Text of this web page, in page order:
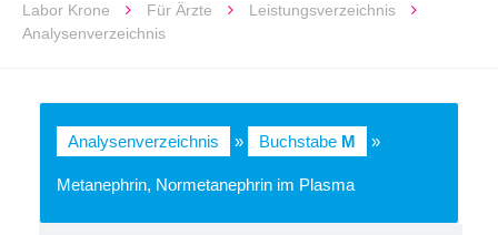
Labor Krone Für Ärzte
Leistungsverzeichnis
Analysenverzeichnis
Analysenverzeichnis » Buchstabe M »
Metanephrin, Normetanephrin im Plasma